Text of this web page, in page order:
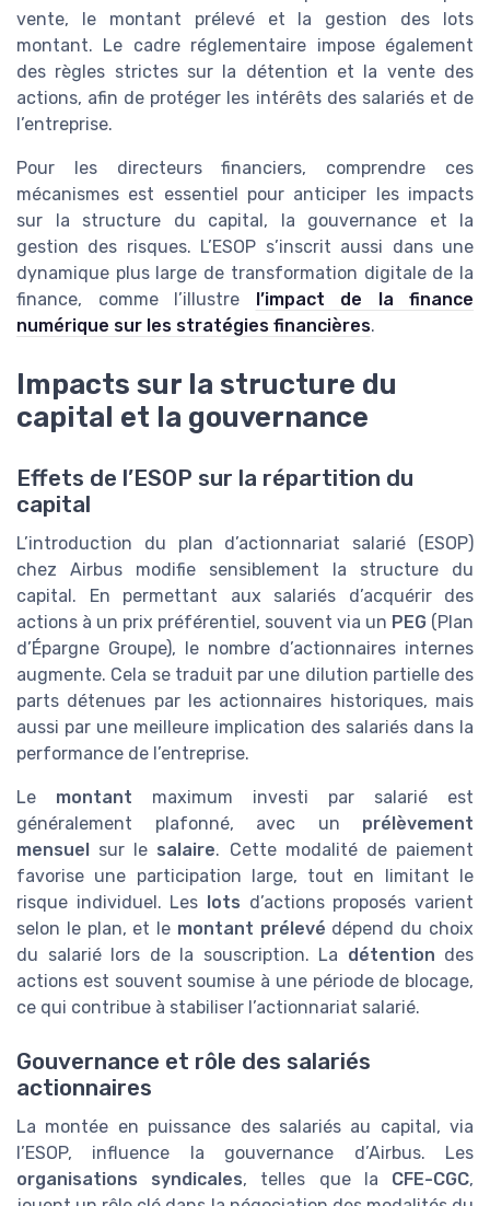
vente, le montant prélevé et la gestion des lots
montant. Le cadre réglementaire impose également
des règles strictes sur la détention et la vente des
actions, afin de protéger les intérêts des salariés et de
l’entreprise.
Pour les directeurs financiers, comprendre ces
mécanismes est essentiel pour anticiper les impacts
sur la structure du capital, la gouvernance et la
gestion des risques. L’ESOP s’inscrit aussi dans une
dynamique plus large de transformation digitale de la
finance, comme l’illustre l’impact de la finance
numérique sur les stratégies financières.
Impacts sur la structure du
capital et la gouvernance
Effets de l’ESOP sur la répartition du
capital
L’introduction du plan d’actionnariat salarié (ESOP)
chez Airbus modifie sensiblement la structure du
capital. En permettant aux salariés d’acquérir des
actions à un prix préférentiel, souvent via un PEG (Plan
d’Épargne Groupe), le nombre d’actionnaires internes
augmente. Cela se traduit par une dilution partielle des
parts détenues par les actionnaires historiques, mais
aussi par une meilleure implication des salariés dans la
performance de l’entreprise.
Le montant maximum investi par salarié est
généralement plafonné, avec un prélèvement
mensuel
sur le salaire. Cette modalité de paiement
favorise une participation large, tout en limitant le
risque individuel. Les
lots d’actions proposés varient
selon le plan, et le montant prélevé dépend du choix
du salarié lors de la souscription. La détention des
actions est souvent soumise à une période de blocage,
ce qui contribue à stabiliser l’actionnariat salarié.
Gouvernance et rôle des salariés
actionnaires
La montée en puissance des salariés au capital, via
l’ESOP, influence la gouvernance d’Airbus. Les
organisations syndicales, telles que la CFE-CGC,